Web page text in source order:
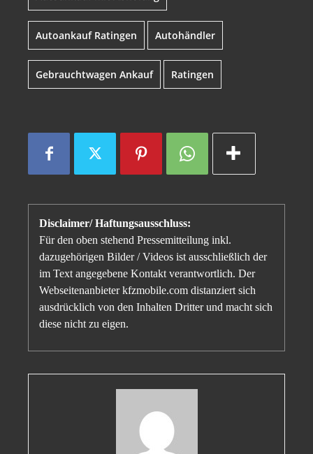
Autoankauf Ratingen Autohändler
Gebrauchtwagen Ankauf Ratingen
Disclaimer/ Haftungsausschluss:
Für den oben stehend Pressemitteilung inkl.
dazugehörigen Bilder / Videos ist ausschließlich der
im Text angegebene Kontakt verantwortlich. Der
Webseitenanbieter kfzmobile.com distanziert sich
ausdrücklich von den Inhalten Dritter und macht sich
diese nicht zu eigen.